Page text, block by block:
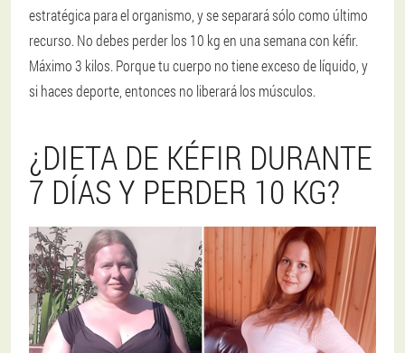
estratégica para el organismo, y se separará sólo como último
recurso. No debes perder los 10 kg en una semana con kéfir.
Máximo 3 kilos. Porque tu cuerpo no tiene exceso de líquido, y
si haces deporte, entonces no liberará los músculos.
¿DIETA DE KÉFIR DURANTE
7 DÍAS Y PERDER 10 KG?